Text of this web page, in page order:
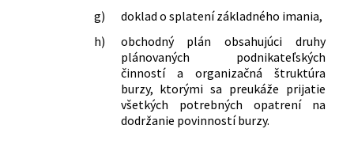
g)
doklad o splatení základného imania,
h)
obchodný plán obsahujúci druhy
plánovaných podnikateľských
činností a organizačná štruktúra
burzy, ktorými sa preukáže prijatie
všetkých potrebných opatrení na
dodržanie povinností burzy.